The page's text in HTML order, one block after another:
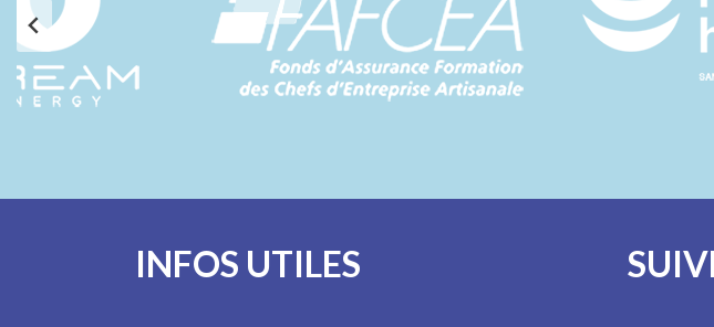
INFOS UTILES